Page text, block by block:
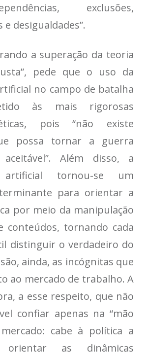
exclusões,
desigualdades”.
a superação da teoria
pede que o uso da
no campo de batalha
às mais rigorosas
pois “não existe
possa tornar a guerra
aceitável”. Além disso, a
artificial tornou-se um
para orientar a
por meio da manipulação
conteúdos, tornando cada
distinguir o verdadeiro do
ainda, as incógnitas que
ao mercado de trabalho. A
a esse respeito, que não
confiar apenas na “mão
cabe à política a
as dinâmicas